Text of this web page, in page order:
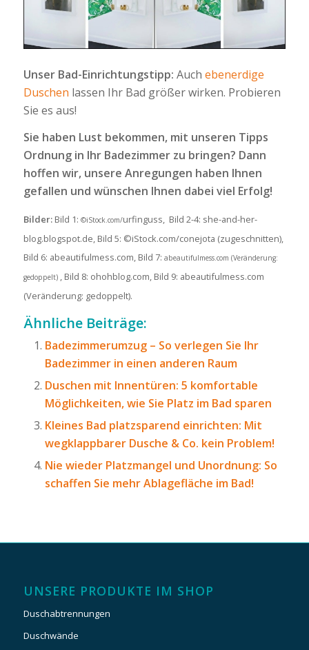
Unser Bad-Einrichtungstipp: Auch ebenerdige
Duschen lassen Ihr Bad größer wirken. Probieren
Sie es aus!
Sie haben Lust bekommen, mit unseren Tipps
Ordnung in Ihr Badezimmer zu bringen? Dann
hoffen wir, unsere Anregungen haben Ihnen
gefallen und wünschen Ihnen dabei viel Erfolg!
Bilder: Bild 1: ©iStock.com/urfinguss, Bild 2-4: she-and-her-
blog.blogspot.de, Bild 5: ©iStock.com/conejota (zugeschnitten),
Bild 6: abeautifulmess.com, Bild 7: abeautifulmess.com (Veränderung:
gedoppelt), Bild 8: ohohblog.com, Bild 9: abeautifulmess.com
(Veränderung: gedoppelt).
Ähnliche Beiträge:
Badezimmerumzug – So verlegen Sie Ihr
Badezimmer in einen anderen Raum
Duschen mit Innentüren: 5 komfortable
Möglichkeiten, wie Sie Platz im Bad sparen
Kleines Bad platzsparend einrichten: Mit
wegklappbarer Dusche & Co. kein Problem!
Nie wieder Platzmangel und Unordnung: So
schaffen Sie mehr Ablagefläche im Bad!
UNSERE PRODUKTE IM SHOP
Duschabtrennungen
Duschwände